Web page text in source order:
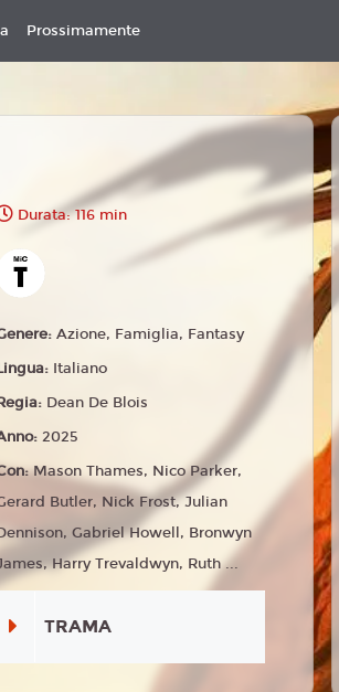
Prossimamente
Durata: 116 min
Azione, Famiglia, Fantasy
Italiano
Dean De Blois
2025
Mason Thames, Nico Parker,
Butler, Nick Frost, Julian
Gabriel Howell, Bronwyn
Harry Trevaldwyn, Ruth ...
TRAMA